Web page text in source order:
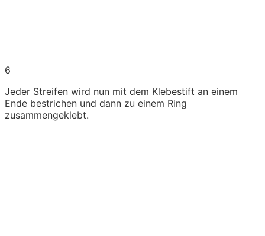
6
Jeder Streifen wird nun mit dem Klebestift an einem
Ende bestrichen und dann zu einem Ring
zusammengeklebt.